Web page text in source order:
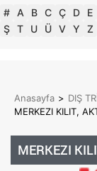
# A B C Ç D E
Ş T U Ü V Y Z
Anasayfa > DIŞ
MERKEZI KILIT,
MERKEZI